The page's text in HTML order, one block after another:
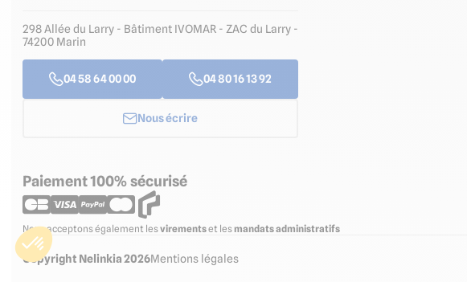
298 Allée du Larry - Bâtiment IVOMAR - ZAC du Larry -
74200 Marin
04 58 64 00 00 04 80 16 13 92
Nous écrire
Paiement 100% sécurisé
Nous acceptons également lesvirementset les mandats administratifs
Copyright Nelinkia 2026Mentions légales